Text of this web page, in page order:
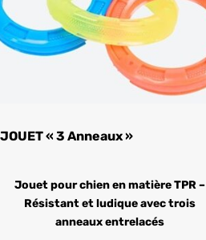
JOUET « 3 Anneaux »
Jouet pour chien en matière TPR –
Résistant et ludique avec trois
anneaux entrelacés